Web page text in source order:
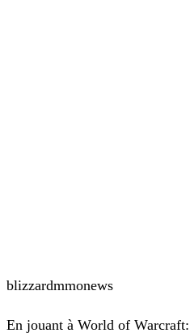
blizzardmmonews
En jouant à World of